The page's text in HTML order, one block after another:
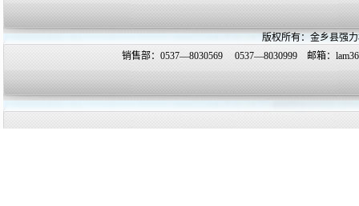
版权所有：金乡县强
销售部：0537—8030569 0537—8030999 邮箱：